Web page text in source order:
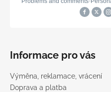
Informace pro vás
Výměna, reklamace, vrácení
Doprava a platba